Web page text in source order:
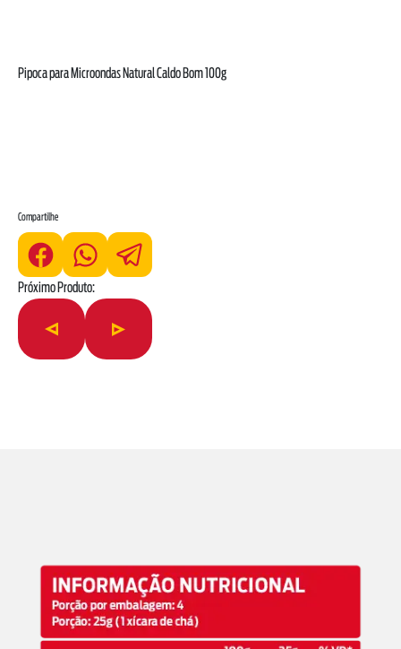
Pipoca para Microondas Natural Caldo Bom 100g
Compartilhe
Próximo Produto: